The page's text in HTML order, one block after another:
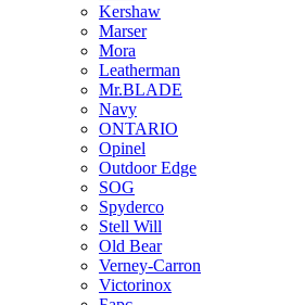
Kershaw
Marser
Mora
Leatherman
Mr.BLADE
Navy
ONTARIO
Opinel
Outdoor Edge
SOG
Spyderco
Stell Will
Old Bear
Verney-Carron
Victorinox